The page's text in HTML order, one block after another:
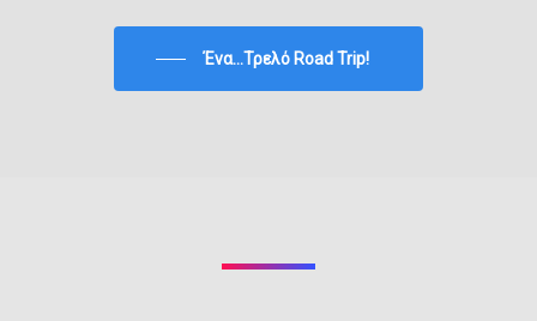
Ένα...Τρελό Road Trip!